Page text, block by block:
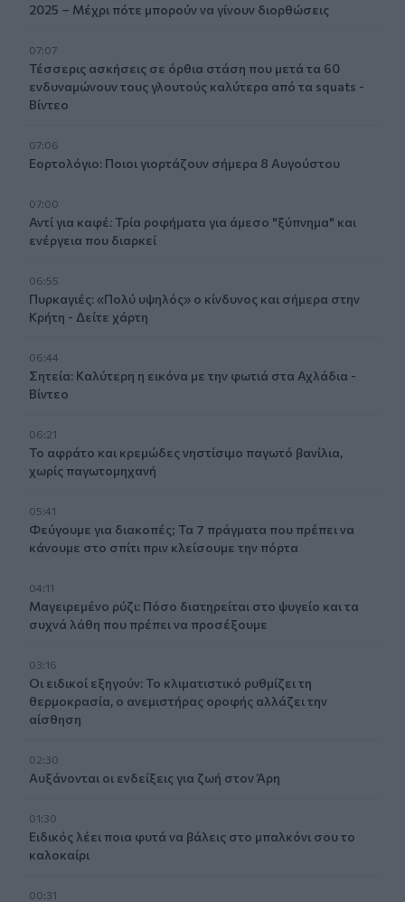
2025 – Μέχρι πότε μπορούν να γίνουν διορθώσεις
07:07
Τέσσερις ασκήσεις σε όρθια στάση που μετά τα 60
ενδυναμώνουν τους γλουτούς καλύτερα από τα squats -
Βίντεο
07:06
Εορτολόγιο: Ποιοι γιορτάζουν σήμερα 8 Αυγούστου
07:00
Αντί για καφέ: Τρία ροφήματα για άμεσο "ξύπνημα" και
ενέργεια που διαρκεί
06:55
Πυρκαγιές: «Πολύ υψηλός» ο κίνδυνος και σήμερα στην
Κρήτη - Δείτε χάρτη
06:44
Σητεία: Καλύτερη η εικόνα με την φωτιά στα Αχλάδια -
Βίντεο
06:21
Το αφράτο και κρεμώδες νηστίσιμο παγωτό βανίλια,
χωρίς παγωτομηχανή
05:41
Φεύγουμε για διακοπές; Τα 7 πράγματα που πρέπει να
κάνουμε στο σπίτι πριν κλείσουμε την πόρτα
04:11
Μαγειρεμένο ρύζι: Πόσο διατηρείται στο ψυγείο και τα
συχνά λάθη που πρέπει να προσέξουμε
03:16
Οι ειδικοί εξηγούν: Το κλιματιστικό ρυθμίζει τη
θερμοκρασία, ο ανεμιστήρας οροφής αλλάζει την
αίσθηση
02:30
Αυξάνονται οι ενδείξεις για ζωή στον Άρη
01:30
Ειδικός λέει ποια φυτά να βάλεις στο μπαλκόνι σου το
καλοκαίρι
00:31